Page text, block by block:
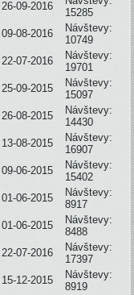
26-09-2016
15285
09-08-2016
Návštevy:
10749
22-07-2016
Návštevy:
19701
25-09-2015
Návštevy:
15097
26-08-2015
Návštevy:
14430
13-08-2015
Návštevy:
16907
09-06-2015
Návštevy:
15402
01-06-2015
Návštevy:
8917
01-06-2015
Návštevy:
8488
22-07-2016
Návštevy:
17397
15-12-2015
Návštevy:
8919